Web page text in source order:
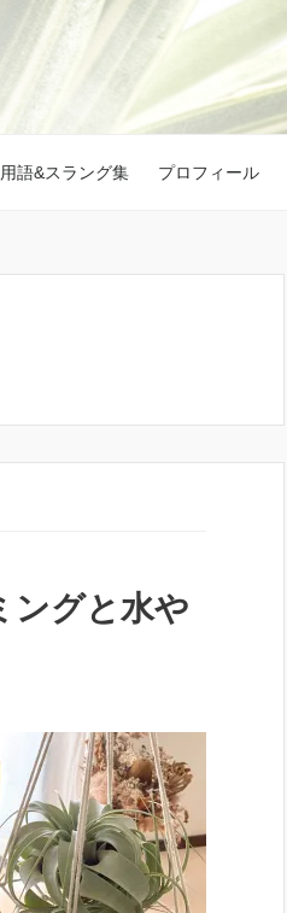
語&スラング集 プロフィール
ングと水や